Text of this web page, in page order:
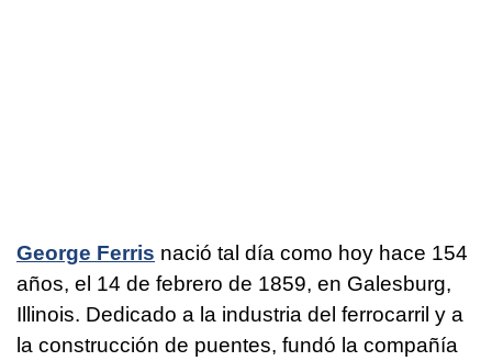
George Ferris nació tal día como hoy hace 154
años, el 14 de febrero de 1859, en Galesburg,
Illinois. Dedicado a la industria del ferrocarril y a
la construcción de puentes, fundó la compañía